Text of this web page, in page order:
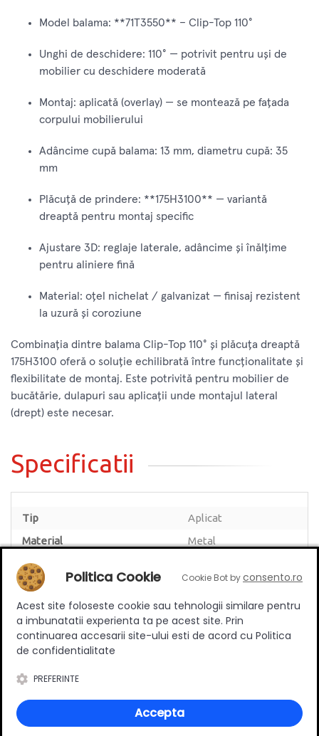
Model balama: **71T3550** – Clip-Top 110°
Unghi de deschidere: 110° — potrivit pentru uși de
mobilier cu deschidere moderată
Montaj: aplicată (overlay) — se montează pe fațada
corpului mobilierului
Adâncime cupă balama: 13 mm, diametru cupă: 35
mm
Plăcuță de prindere: **175H3100** — variantă
dreaptă pentru montaj specific
Ajustare 3D: reglaje laterale, adâncime și înălțime
pentru aliniere fină
Material: oțel nichelat / galvanizat — finisaj rezistent
la uzură și coroziune
Combinația dintre balama Clip-Top 110° și plăcuța dreaptă
175H3100 oferă o soluție echilibrată între funcționalitate și
flexibilitate de montaj. Este potrivită pentru mobilier de
bucătărie, dulapuri sau aplicații unde montajul lateral
(drept) este necesar.
Specificatii
Tip
Aplicat
Material
Metal
Culoare
Review-uri
Deții sau ai utilizat produsul?
Spune-ți părerea acordând o nota produsului
Politica Cookie Cookie Bot byconsento.ro
Acest site foloseste cookie sau tehnologii similare pentru
a imbunatatii experienta ta pe acest site. Prin
continuarea accesarii site-ului esti de acord cu Politica
de confidentialitate
PREFERINTE
Accepta